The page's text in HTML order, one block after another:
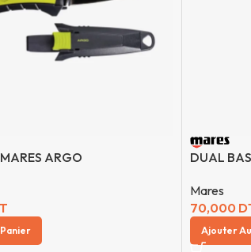
ARGO DUAL
Mares
70,000
Ajouter